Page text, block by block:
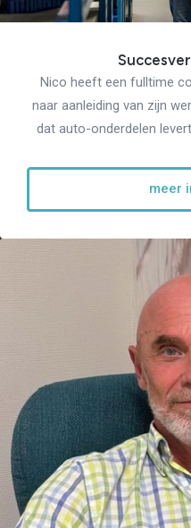
Nico heeft een fulltime
naar aanleiding van zijn
dat auto-onderdelen
meer